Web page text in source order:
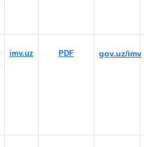
imv.uz PDF gov.uz/imv